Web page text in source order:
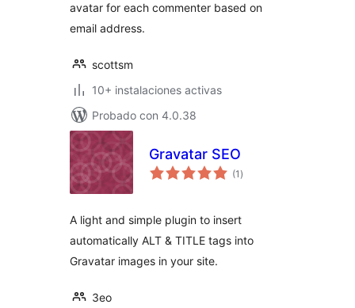
avatar for each commenter based on
email address.
scottsm
10+ instalaciones activas
Probado con 4.0.38
Gravatar SEO
(1 total
de
)
A light and simple plugin to insert
automatically ALT & TITLE tags into
Gravatar images in your site.
3eo